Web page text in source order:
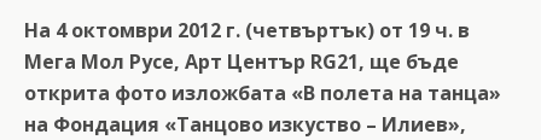
На 4 октомври 2012 г. (четвъртък) от 19 ч. в
Мега Мол Русе, Арт Център RG21, ще бъде
открита фото изложбата «В полета на танца»
на Фондация «Танцово изкуство – Илиев»,